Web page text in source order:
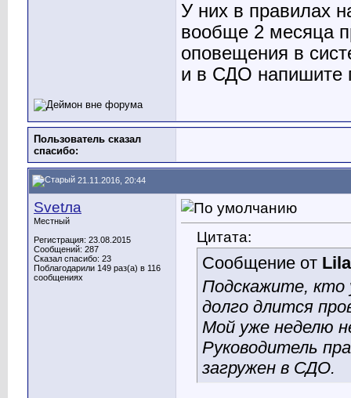
У них в правилах
вообще 2 месяца
оповещения в
и в СДО напишите
Пользователь сказал
cпасибо:
21.11.2016, 20:44
Svetла
Местный
Регистрация: 23.08.2015
Сообщений: 287
Сказал спасибо: 23
Поблагодарили 149 раз(а) в 116
сообщениях
Цитата:
Сообщение от
Подскажите, кто
долго длится
Мой уже неделю
Руководитель
загружен в СДО.